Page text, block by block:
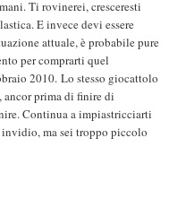
Ti rovinerei, cresceresti
E invece devi essere
attuale, è probabile pure
per comprarti quel
2010. Lo stesso giocattolo
prima di finire di
Continua a impiastricciarti
ma sei troppo piccolo